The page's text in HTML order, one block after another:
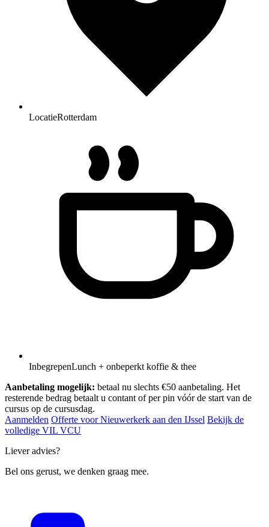
LocatieRotterdam
InbegrepenLunch + onbeperkt koffie & thee
Aanbetaling mogelijk: betaal nu slechts €50 aanbetaling. Het
resterende bedrag betaalt u contant of per pin vóór de start van de
cursus op de cursusdag.
Aanmelden Offerte voor Nieuwerkerk aan den IJssel Bekijk de
volledige VIL VCU
Liever advies?
Bel ons gerust, we denken graag mee.